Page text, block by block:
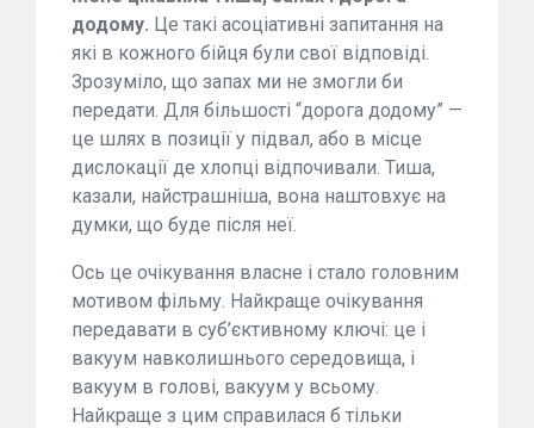
додому. Це такі асоціативні запитання на
які в кожного бійця були свої відповіді.
Зрозуміло, що запах ми не змогли би
передати. Для більшості “дорога додому” —
це шлях в позиції у підвал, або в місце
дислокації де хлопці відпочивали. Тиша,
казали, найстрашніша, вона наштовхує на
думки, що буде після неї.
Ось це очікування власне і стало головним
мотивом фільму. Найкраще очікування
передавати в суб’єктивному ключі: це і
вакуум навколишнього середовища, і
вакуум в голові, вакуум у всьому.
Найкраще з цим справилася б тільки